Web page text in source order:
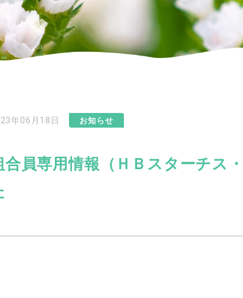
年06月18日 お知らせ
合員専用情報（ＨＢスターチス